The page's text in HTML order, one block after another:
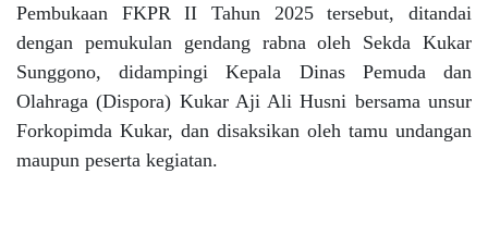
Pembukaan FKPR II Tahun 2025 tersebut, ditandai
dengan pemukulan gendang rabna oleh Sekda Kukar
Sunggono, didampingi Kepala Dinas Pemuda dan
Olahraga (Dispora) Kukar Aji Ali Husni bersama unsur
Forkopimda Kukar, dan disaksikan oleh tamu undangan
maupun peserta kegiatan.